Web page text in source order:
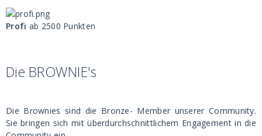
Profi ab 2500 Punkten
Die BROWNIE's
Die Brownies sind die Bronze- Member unserer Community.
Sie bringen sich mit überdurchschnittlichem Engagement in die